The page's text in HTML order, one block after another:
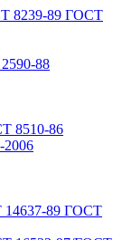
8239-89 ГОСТ
88
8510-86
14637-89 ГОСТ